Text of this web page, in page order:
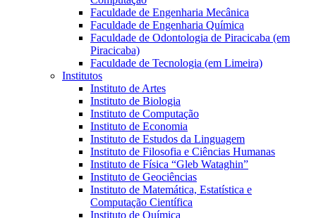
Faculdade de Engenharia Mecânica
Faculdade de Engenharia Química
Faculdade de Odontologia de Piracicaba (em
Piracicaba)
Faculdade de Tecnologia (em Limeira)
Institutos
Instituto de Artes
Instituto de Biologia
Instituto de Computação
Instituto de Economia
Instituto de Estudos da Linguagem
Instituto de Filosofia e Ciências Humanas
Instituto de Física “Gleb Wataghin”
Instituto de Geociências
Instituto de Matemática, Estatística e
Computação Científica
Instituto de Química